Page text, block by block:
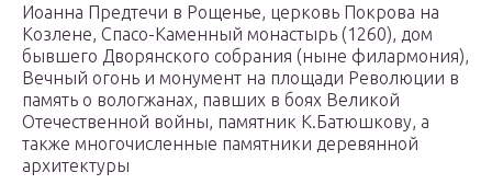
Иоанна Предтечи в Рощенье, церковь Покрова на
Козлене, Спасо-Каменный монастырь (1260), дом
бывшего Дворянского собрания (ныне филармония),
Вечный огонь и монумент на площади Революции в
память о вологжанах, павших в боях Великой
Отечественной войны, памятник К.Батюшкову, а
также многочисленные памятники деревянной
архитектуры